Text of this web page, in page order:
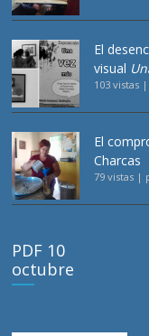
El
visual
103 vistas |
El
Charcas
79 vistas |
PDF 10
octubre